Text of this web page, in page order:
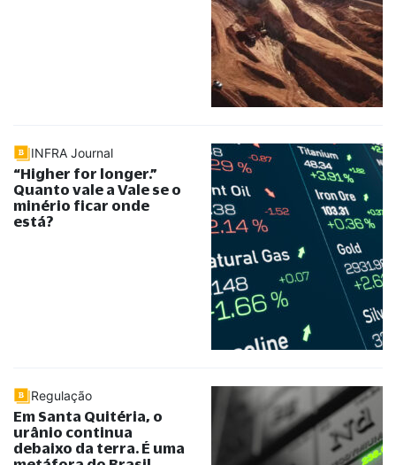
INFRA Journal
“Higher for longer.”
Quanto vale a Vale se o
minério ficar onde
está?
Regulação
Em Santa Quitéria, o
urânio continua
debaixo da terra. É uma